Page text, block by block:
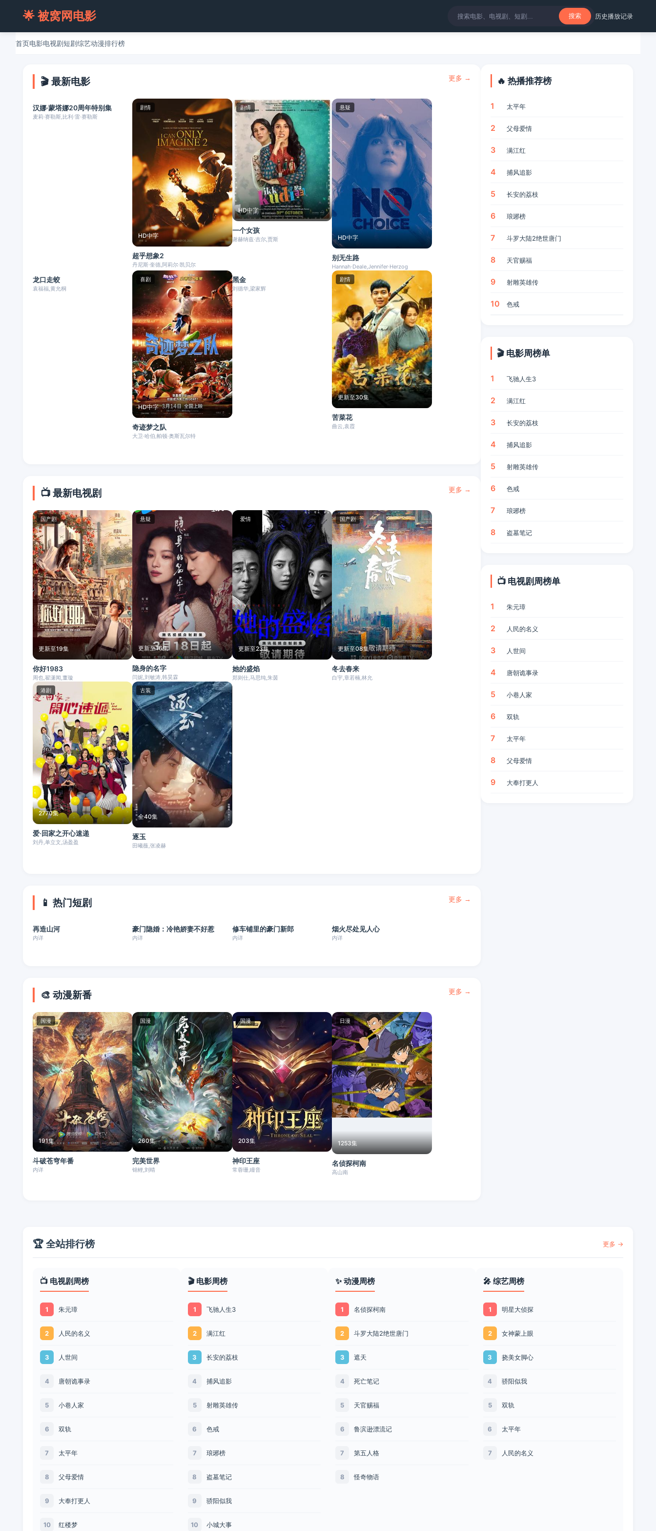
🌟 被窝网电影 搜索 历史播放记录
首页电影电视剧短剧综艺动漫排行榜
🎬 最新电影 更多 →
纪录片
HD中字
汉娜·蒙塔娜20周年特别集
麦莉·赛勒斯,比利·雷·赛勒斯
剧情
HD中字
超乎想象2
丹尼斯·奎德,阿莉尔·凯贝尔
剧情
HD中字
一个女孩
谢赫纳兹·吉尔,贾斯
悬疑
HD中字
别无生路
Hannah·Deale,Jennifer·Herzog
动作
龙口走蛟
袁福福,黄允桐
喜剧
HD中字
奇迹梦之队
大卫·哈伯,帕顿·奥斯瓦尔特
动作
黑金
刘德华,梁家辉
剧情
更新至30集
苦菜花
曲云,袁霞
📺 最新电视剧 更多 →
国产剧
更新至19集
你好1983
周也,翟潇闻,董璇
悬疑
更新至16集
隐身的名字
闫妮,刘敏涛,韩昊霖
爱情
更新至23集
她的盛焰
郑则仕,马思纯,朱茵
国产剧
更新至08集
冬去春来
白宇,章若楠,林允
港剧
2770集
爱·回家之开心速递
刘丹,单立文,汤盈盈
古装
全40集
逐玉
田曦薇,张凌赫
📱 热门短剧 更多 →
短剧
已完结
再造山河
内详
短剧
豪门隐婚：冷艳娇妻不好惹
内详
短剧
修车铺里的豪门新郎
内详
短剧
烟火尽处见人心
内详
🎨 动漫新番 更多 →
国漫
191集
斗破苍穹年番
内详
国漫
260集
完美世界
锦鲤,刘晴
国漫
203集
神印王座
常蓉珊,瞳音
日漫
1253集
名侦探柯南
高山南
🔥 热播推荐榜
1 太平年
2 父母爱情
3 满江红
4 捕风追影
5 长安的荔枝
6 琅琊榜
7 斗罗大陆2绝世唐门
8 天官赐福
9 射雕英雄传
10 色戒
🎬 电影周榜单
1 飞驰人生3
2 满江红
3 长安的荔枝
4 捕风追影
5 射雕英雄传
6 色戒
7 琅琊榜
8 盗墓笔记
📺 电视剧周榜单
1 朱元璋
2 人民的名义
3 人世间
4 唐朝诡事录
5 小巷人家
6 双轨
7 太平年
8 父母爱情
9 大奉打更人
🏆 全站排行榜 更多 →
📺 电视剧周榜
1 朱元璋
2 人民的名义
3 人世间
4 唐朝诡事录
5 小巷人家
6 双轨
7 太平年
8 父母爱情
9 大奉打更人
10 红楼梦
🎬 电影周榜
1 飞驰人生3
2 满江红
3 长安的荔枝
4 捕风追影
5 射雕英雄传
6 色戒
7 琅琊榜
8 盗墓笔记
9 骄阳似我
10 小城大事
✨ 动漫周榜
1 名侦探柯南
2 斗罗大陆2绝世唐门
3 遮天
4 死亡笔记
5 天官赐福
6 鲁滨逊漂流记
7 第五人格
8 怪奇物语
🎤 综艺周榜
1 明星大侦探
2 女神蒙上眼
3 挠美女脚心
4 骄阳似我
5 双轨
6 太平年
7 人民的名义